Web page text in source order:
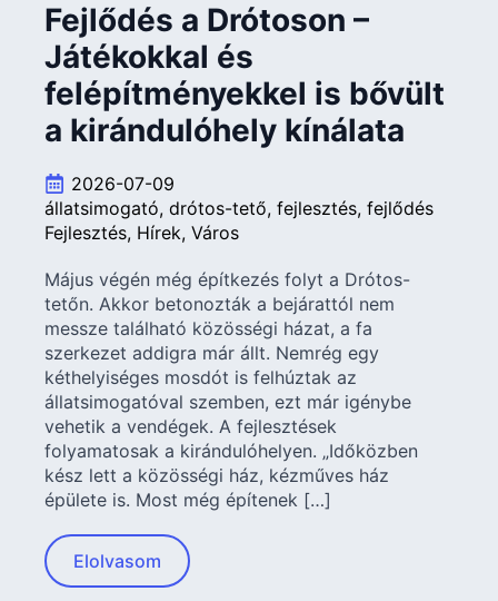
Fejlődés a Drótoson –
Játékokkal és
felépítményekkel is bővült
a kirándulóhely kínálata
2026-07-09
állatsimogató drótos-tető fejlesztés fejlődés
Fejlesztés Hírek Város
Május végén még építkezés folyt a Drótos-
tetőn. Akkor betonozták a bejárattól nem
messze található közösségi házat, a fa
szerkezet addigra már állt. Nemrég egy
kéthelyiséges mosdót is felhúztak az
állatsimogatóval szemben, ezt már igénybe
vehetik a vendégek. A fejlesztések
folyamatosak a kirándulóhelyen. „Időközben
kész lett a közösségi ház, kézműves ház
épülete is. Most még építenek […]
Elolvasom